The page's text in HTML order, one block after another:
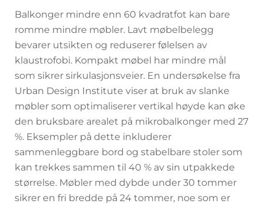
Balkonger mindre enn 60 kvadratfot kan bare
romme mindre møbler. Lavt møbelbelegg
bevarer utsikten og reduserer følelsen av
klaustrofobi. Kompakt møbel har mindre mål
som sikrer sirkulasjonsveier. En undersøkelse fra
Urban Design Institute viser at bruk av slanke
møbler som optimaliserer vertikal høyde kan øke
den bruksbare arealet på mikrobalkonger med 27
%. Eksempler på dette inkluderer
sammenleggbare bord og stabelbare stoler som
kan trekkes sammen til 40 % av sin utpakkede
størrelse. Møbler med dybde under 30 tommer
sikrer en fri bredde på 24 tommer, noe som er